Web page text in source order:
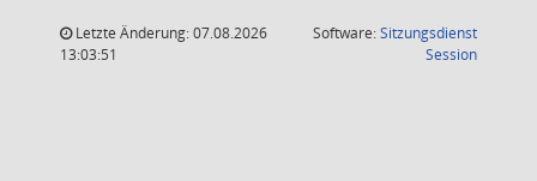
Letzte Änderung: 07.08.2026
13:03:51
Software:Sitzungsdienst
Session(Wird in